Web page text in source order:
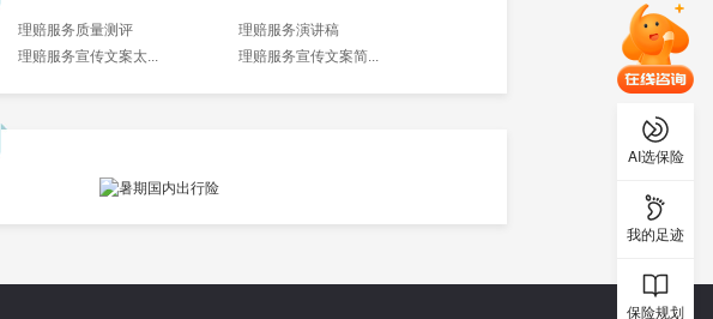
理赔服务质量测评
理赔服务演讲稿
理赔服务宣传文案太... 理赔服务宣传文案简...
AI选保险
我的足迹
保险规划